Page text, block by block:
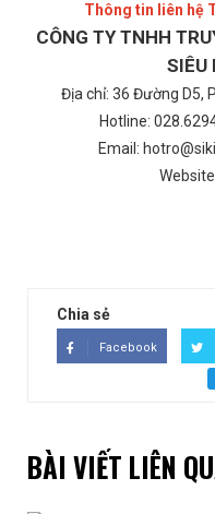
Thông tin liên hệ
CÔNG TY TNHH
SIÊU
Địa chỉ: 36 Đường D5,
Hotline:
Email:
Chia sẻ
Facebook
BÀI VIẾT LIÊN